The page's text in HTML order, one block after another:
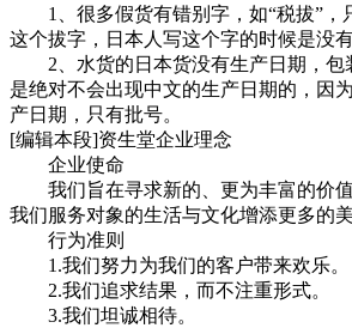
1、很多假货有错别字，如“税拔”，
这个拔字，日本人写这个字的时候是没有
2、水货的日本货没有生产日期，包
是绝对不会出现中文的生产日期的，因
产日期，只有批号。
[编辑本段]资生堂企业理念
企业使命
我们旨在寻求新的、更为丰富的价值
我们服务对象的生活与文化增添更多的美
行为准则
1.我们努力为我们的客户带来欢乐。
2.我们追求结果，而不注重形式。
3.我们坦诚相待。